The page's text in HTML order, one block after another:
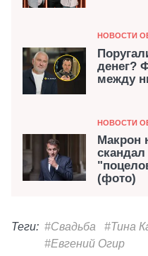
Категория
НОВОСТИ
денег?
между
Категория
НОВОСТИ
Макрон
(фото)
Теги: #Свадьба #Тина
#Евгений Огир